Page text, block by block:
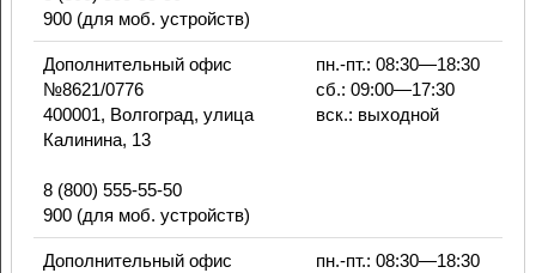
900 (для моб. устройств)
Дополнительный офис
№8621/0776
400001, Волгоград, улица
Калинина, 13
8 (800) 555-55-50
900 (для моб. устройств)
пн.-пт.: 08:30—18:30
сб.: 09:00—17:30
вск.: выходной
Дополнительный офис
пн.-пт.: 08:30—18:30